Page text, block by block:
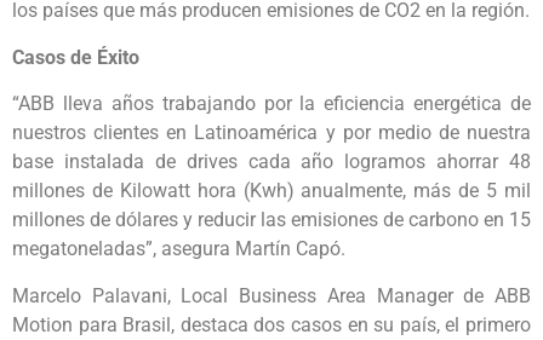
los países que más producen emisiones de CO2 en la región.
Casos de Éxito
“ABB lleva años trabajando por la eficiencia energética de
nuestros clientes en Latinoamérica y por medio de nuestra
base instalada de drives cada año logramos ahorrar 48
millones de Kilowatt hora (Kwh) anualmente, más de 5 mil
millones de dólares y reducir las emisiones de carbono en 15
megatoneladas”, asegura Martín Capó.
Marcelo Palavani, Local Business Area Manager de ABB
Motion para Brasil, destaca dos casos en su país, el primero